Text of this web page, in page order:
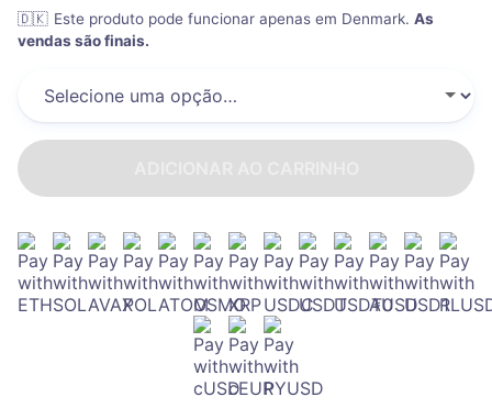
🇩🇰 Este produto pode funcionar apenas em Denmark. As
vendas são finais.